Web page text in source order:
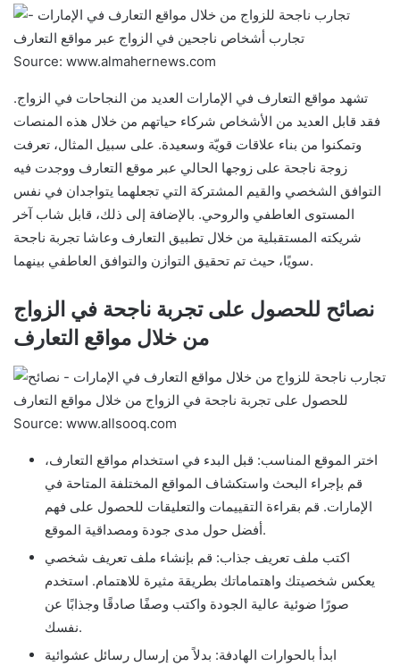
Source: www.almahernews.com
تشهد مواقع التعارف في الإمارات العديد من النجاحات في الزواج.
فقد قابل العديد من الأشخاص شركاء حياتهم من خلال هذه المنصات
وتمكنوا من بناء علاقات قويّة وسعيدة. على سبيل المثال، تعرفت
زوجة ناجحة على زوجها الحالي عبر موقع التعارف ووجدت فيه
التوافق الشخصي والقيم المشتركة التي تجعلهما يتواجدان في نفس
المستوى العاطفي والروحي. بالإضافة إلى ذلك، قابل شاب آخر
شريكته المستقبلية من خلال تطبيق التعارف وعاشا تجربة ناجحة
سويًا، حيث تم تحقيق التوازن والتوافق العاطفي بينهما.
نصائح للحصول على تجربة ناجحة في الزواج
من خلال مواقع التعارف
Source: www.allsooq.com
اختر الموقع المناسب: قبل البدء في استخدام مواقع التعارف،
قم بإجراء البحث واستكشاف المواقع المختلفة المتاحة في
الإمارات. قم بقراءة التقييمات والتعليقات للحصول على فهم
أفضل حول مدى جودة ومصداقية الموقع.
اكتب ملف تعريف جذاب: قم بإنشاء ملف تعريف شخصي
يعكس شخصيتك واهتماماتك بطريقة مثيرة للاهتمام. استخدم
صورًا ضوئية عالية الجودة واكتب وصفًا صادقًا وجذابًا عن
نفسك.
ابدأ بالحوارات الهادفة: بدلاً من إرسال رسائل عشوائية